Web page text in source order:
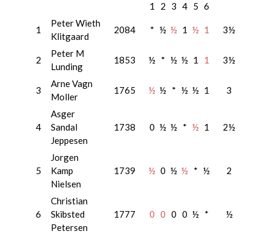
1 2 3 4 5 6
1
Peter Wieth
Klitgaard
2084 * ½ ½ 1 ½ 1 3½
2
Peter M
Lunding
1853 ½ * ½ ½ 1 1 3½
3
Arne Vagn
Moller
1765 ½ ½ * ½ ½ 1 3
4
Asger
Sandal
Jeppesen
1738 0 ½ ½ * ½ 1 2½
5
Jorgen
Kamp
Nielsen
1739 ½ 0 ½ ½ * ½ 2
6
Christian
Skibsted
Petersen
1777 0 0 0 0 ½ * ½